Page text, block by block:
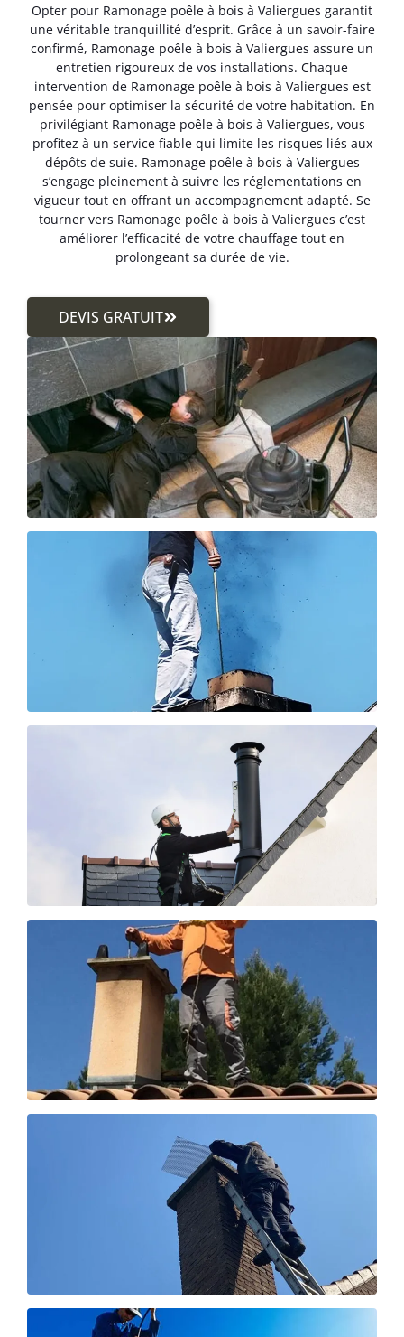
Opter pour Ramonage poêle à bois à Valiergues garantit
une véritable tranquillité d’esprit. Grâce à un savoir-faire
confirmé, Ramonage poêle à bois à Valiergues assure un
entretien rigoureux de vos installations. Chaque
intervention de Ramonage poêle à bois à Valiergues est
pensée pour optimiser la sécurité de votre habitation. En
privilégiant Ramonage poêle à bois à Valiergues, vous
profitez à un service fiable qui limite les risques liés aux
dépôts de suie. Ramonage poêle à bois à Valiergues
s’engage pleinement à suivre les réglementations en
vigueur tout en offrant un accompagnement adapté. Se
tourner vers Ramonage poêle à bois à Valiergues c’est
améliorer l’efficacité de votre chauffage tout en
prolongeant sa durée de vie.
DEVIS GRATUIT